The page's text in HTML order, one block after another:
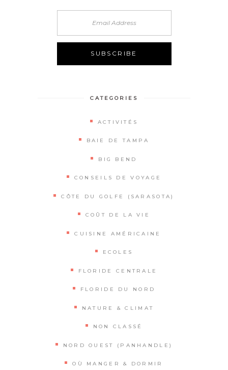
CATEGORIES
ACTIVITÉS
BAIE DE TAMPA
BIG BEND
CONSEILS DE VOYAGE
CÔTE DU GOLFE (SARASOTA)
COÛT DE LA VIE
CUISINE AMÉRICAINE
ECOLES
FLORIDE CENTRALE
FLORIDE DU NORD
NATURE & CLIMAT
NON CLASSÉ
NORD OUEST (PANHANDLE)
OÙ MANGER & DORMIR